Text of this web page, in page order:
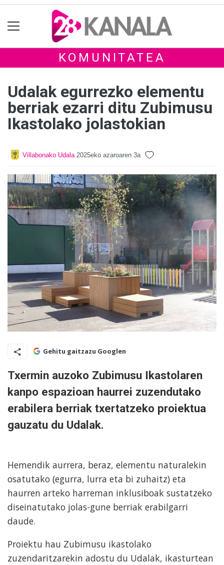
KOMUNITATEA
Udalak egurrezko elementu
berriak ezarri ditu Zubimusu
Ikastolako jolastokian
Villabonako Udala 2025eko azaroaren 3a
Gehitu gaitzazu Googlen
Txermin auzoko Zubimusu Ikastolaren
kanpo espazioan haurrei zuzendutako
erabilera berriak txertatzeko proiektua
gauzatu du Udalak.
Hemendik aurrera, beraz, elementu naturalekin
osatutako (egurra, lurra eta bi zuhaitz) eta
haurren arteko harreman inklusiboak sustatzeko
diseinatutako jolas-gune berriak erabilgarri
daude.
Proiektu hau Zubimusu ikastolako
zuzendaritzarekin adostu du Udalak, ikasturtean